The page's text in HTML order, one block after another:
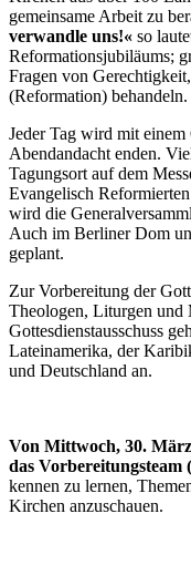
gemeinsame Arbeit zu
verwandle uns!« so
Reformationsjubiläums;
Fragen von
(Reformation) behandeln.
Jeder Tag wird mit
Abendandacht enden.
Tagungsort auf dem
Evangelisch
wird die
Auch im Berliner Dom
geplant.
Zur Vorbereitung der
Theologen, Liturgen und
Gottesdienstausschuss
Lateinamerika, der
und Deutschland an.
Von Mittwoch, 30.
das Vorbereitungsteam
kennen zu lernen,
Kirchen anzuschauen.